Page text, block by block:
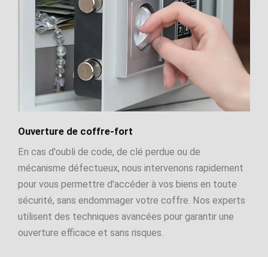
Ouverture de coffre-fort
En cas d'oubli de code, de clé perdue ou de
mécanisme défectueux, nous intervenons rapidement
pour vous permettre d'accéder à vos biens en toute
sécurité, sans endommager votre coffre. Nos experts
utilisent des techniques avancées pour garantir une
ouverture efficace et sans risques.